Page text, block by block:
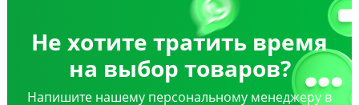
Не хотите тратить время
на выбор товаров?
Напишите нашему персональному менеджеру в